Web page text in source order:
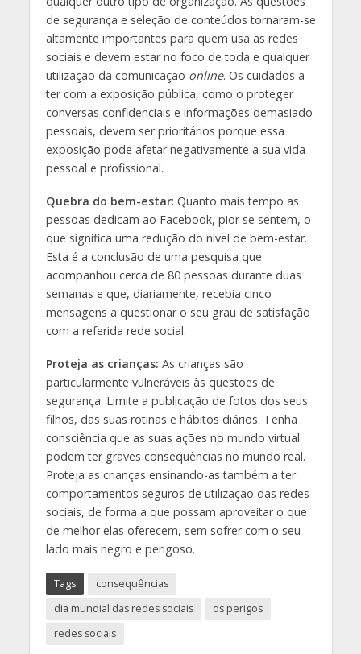
de segurança e seleção de conteúdos tornaram-se
altamente importantes para quem usa as redes
sociais e devem estar no foco de toda e qualquer
utilização da comunicação online. Os cuidados a
ter com a exposição pública, como o proteger
conversas confidenciais e informações demasiado
pessoais, devem ser prioritários porque essa
exposição pode afetar negativamente a sua vida
pessoal e profissional.
Quebra do bem-estar: Quanto mais tempo as
pessoas dedicam ao Facebook, pior se sentem, o
que significa uma redução do nível de bem-estar.
Esta é a conclusão de uma pesquisa que
acompanhou cerca de 80 pessoas durante duas
semanas e que, diariamente, recebia cinco
mensagens a questionar o seu grau de satisfação
com a referida rede social.
Proteja as crianças: As crianças são
particularmente vulneráveis às questões de
segurança. Limite a publicação de fotos dos seus
filhos, das suas rotinas e hábitos diários. Tenha
consciência que as suas ações no mundo virtual
podem ter graves consequências no mundo real.
Proteja as crianças ensinando-as também a ter
comportamentos seguros de utilização das redes
sociais, de forma a que possam aproveitar o que
de melhor elas oferecem, sem sofrer com o seu
lado mais negro e perigoso.
Tags
consequências
dia mundial das redes sociais
os perigos
redes sociais